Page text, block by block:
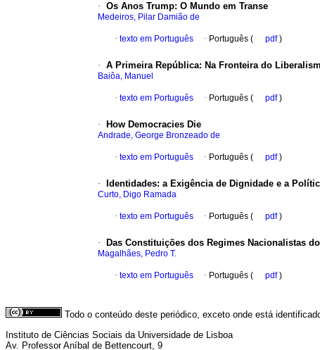
· Os Anos Trump: O Mundo em Transe
Medeiros, Pilar Damião de
· texto em Português · Português ( pdf)
· A Primeira República: Na Fronteira do
Baiôa, Manuel
· texto em Português · Português ( pdf)
· How Democracies Die
Andrade, George Bronzeado de
· texto em Português · Português ( pdf)
· Identidades: a Exigência de Dignidade e a
Curto, Digo Ramada
· texto em Português · Português ( pdf)
· Das Constituições dos Regimes Nacionalistas
Magalhães, Pedro T.
· texto em Português · Português ( pdf)
Todo o conteúdo deste periódico, exceto onde está
Instituto de Ciências Sociais da Universidade de Lisboa
Av. Professor Aníbal de Bettencourt, 9